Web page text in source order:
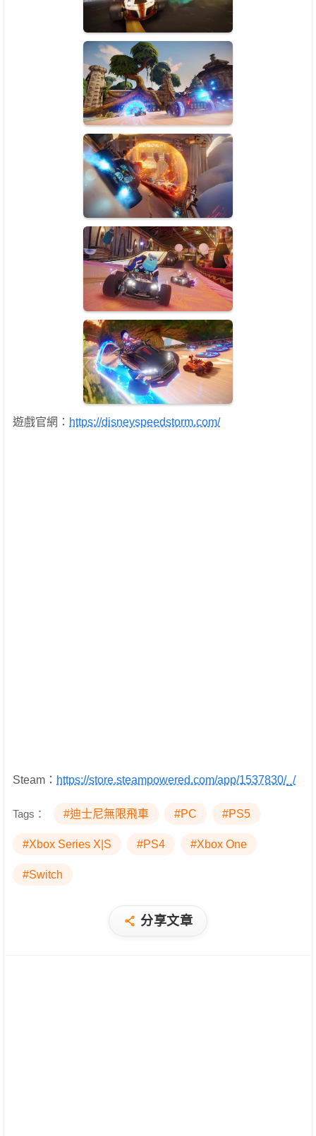
遊戲官網： https://disneyspeedstorm.com/
Steam： https://store.steampowered.com/app/1537830/_/
Tags： #迪士尼無限飛車 #PC #PS5
#Xbox Series X|S #PS4 #Xbox One
#Switch
分享文章